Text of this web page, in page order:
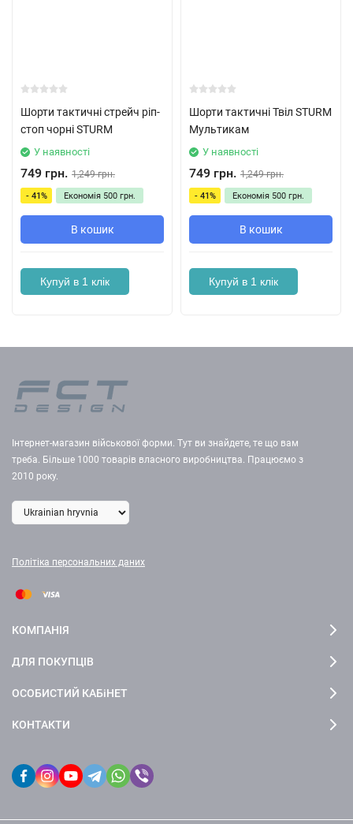
Шорти тактичні стрейч ріп-
стоп чорні STURM
У наявності
749 грн. 1,249 грн.
- 41% Економія 500 грн.
В кошик
Купуй в 1 клік
Шорти тактичні Твіл STURM
Мультикам
У наявності
749 грн. 1,249 грн.
- 41% Економія 500 грн.
В кошик
Купуй в 1 клік
Інтернет-магазин військової форми. Тут ви знайдете, те що вам
треба. Більше 1000 товарів власного виробництва. Працюємо з
2010 року.
Політіка персональних даних
КОМПАНІЯ
ДЛЯ ПОКУПЦІВ
ОСОБИСТИЙ КАБіНЕТ
КОНТАКТИ